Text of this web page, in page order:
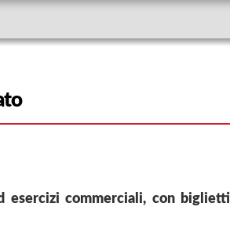
esercizi commerciali, con biglietti